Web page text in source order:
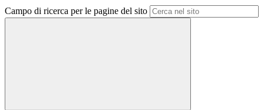
Campo di ricerca per le pagine del sito